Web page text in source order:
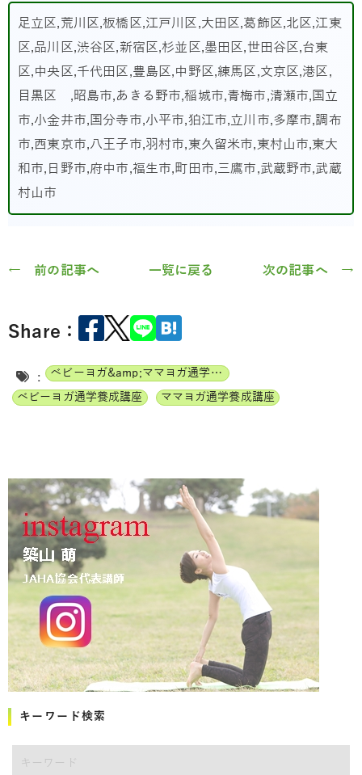
足立区,荒川区,板橋区,江戸川区,大田区,葛飾区,北区,江東
区,品川区,渋谷区,新宿区,杉並区,墨田区,世田谷区,台東
区,中央区,千代田区,豊島区,中野区,練馬区,文京区,港区,
目黒区 ,昭島市,あきる野市,稲城市,青梅市,清瀬市,国立
市,小金井市,国分寺市,小平市,狛江市,立川市,多摩市,調布
市,西東京市,八王子市,羽村市,東久留米市,東村山市,東大
和市,日野市,府中市,福生市,町田市,三鷹市,武蔵野市,武蔵
村山市
← 前の記事へ 一覧に戻る 次の記事へ →
Share：
:
ベビーヨガ&amp;ママヨガ通学養成講座
ベビーヨガ通学養成講座
ママヨガ通学養成講座
キーワード検索